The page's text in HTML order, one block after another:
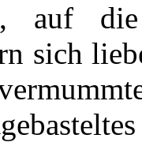
auf die
sich